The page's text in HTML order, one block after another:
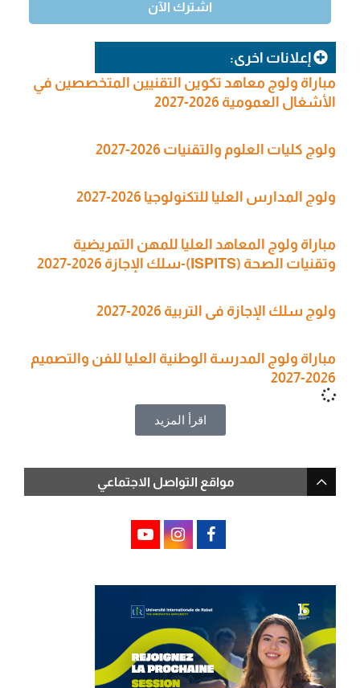
إعلانات اخرى:
مباراة ولوج معاهد تكوين التقنيين المتخصصين في
الأشغال العمومية 2026-2027
ولوج كليات العلوم والتقنيات 2026-2027
ولوج المدارس العليا للتكنولوجيا 2026-2027
مباراة ولوج المعاهد العليا للمهن التمريضية
وتقنيات الصحة (ISPITS)-سلك الإجازة 2026-2027
ولوج سلك الإجازة في التربية 2026-2027
مباراة ولوج المدرسة الوطنية العليا للفن والتصميم
2026-2027
اقرأ المزيد
مواقع التواصل الاجتماعي